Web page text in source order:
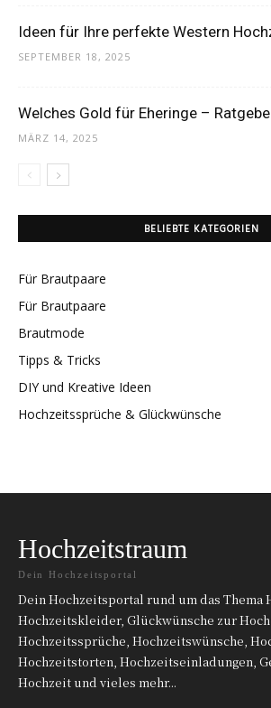
Ideen für Ihre perfekte Western
SEPTEMBER 18, 2025
Welches Gold für Eheringe –
MÄRZ 14, 2025
BELIEBTE KATEGORIEN
Für Brautpaare
Für Brautpaare
Brautmode
Tipps & Tricks
DIY und Kreative Ideen
Hochzeitssprüche & Glückwünsche
Hochzeitstraum
Dein Hochzeitsportal
Dein Hochzeitsportal rund um das Thema
Hochzeitskleider, Glückwünsche zur
Hochzeitssprüche, Hochzeitswünsche,
Hochzeitstorten, Hochzeitseinladungen,
Hochzeit und vieles mehr...